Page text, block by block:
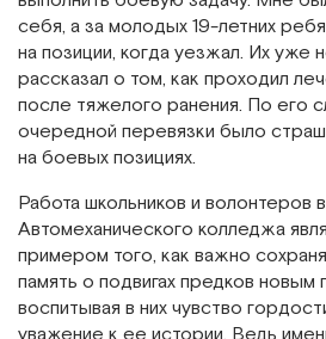
себя, а за молодых 19-летних
на позиции, когда уезжал. Их уже
рассказал о том, как проходил
после тяжелого ранения. По его
очередной перевязки было
на боевых позициях.
Работа школьников и волонтеров
Автомеханического колледжа
примером того, как важно
память о подвигах предков новым
воспитывая в них чувство